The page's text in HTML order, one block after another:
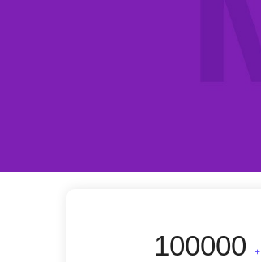
100000+